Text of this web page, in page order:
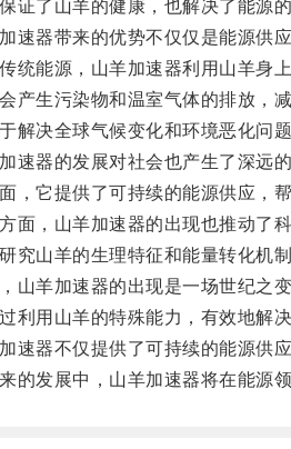
了山羊的健康，也解决了能源的
器带来的优势不仅仅是能源供应
能源，山羊加速器利用山羊身上
生污染物和温室气体的排放，减
决全球气候变化和环境恶化问题
器的发展对社会也产生了深远的
它提供了可持续的能源供应，帮
，山羊加速器的出现也推动了科
山羊的生理特征和能量转化机制
羊加速器的出现是一场世纪之变
用山羊的特殊能力，有效地解决
器不仅提供了可持续的能源供应
发展中，山羊加速器将在能源领